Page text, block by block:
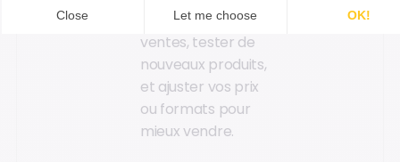
votre offre à vos
ventes, tester de
nouveaux produits,
et ajuster vos prix
ou formats pour
mieux vendre.